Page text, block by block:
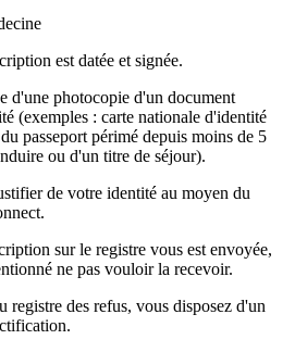
est datée et signée.
d'une photocopie d'un document
(exemples : carte nationale d'identité
passeport périmé depuis moins de 5
ou d'un titre de séjour).
de votre identité au moyen du
sur le registre vous est envoyée,
ne pas vouloir la recevoir.
registre des refus, vous disposez d'un